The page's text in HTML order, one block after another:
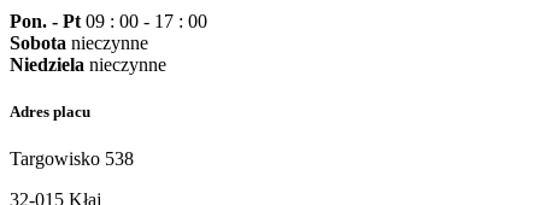
Pon. - Pt 09 : 00 - 17 : 00
Sobota nieczynne
Niedziela nieczynne
Adres placu
Targowisko 538
32-015 Kłaj